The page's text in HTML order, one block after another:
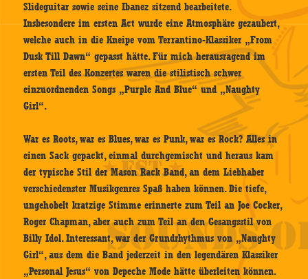
Slideguitar sowie seine Ibanez sitzend bearbeitete.
Insbesondere im ersten Act wurde eine Atmosphäre gezaubert,
welche auch in die Kneipe vom Terrantino-Klassiker „From
Dusk Till Dawn“ gepasst hätte. Für mich herausragend im
ersten Teil des Konzertes waren die stilistisch schwer
einzuordnenden Songs „Purple And Blue“ und „Naughty
Girl“.
War es Roots, war es Blues, war es Punk, war es Rock? Alles in
einen Sack gepackt, einmal durchgemischt und heraus kam
der typische Stil der Mason Rack Band, an dem Liebhaber
verschiedenster Musikgenres Spaß haben können. Die tiefe,
ungehobelt kratzige Stimme erinnerte zum Teil an Joe Cocker,
Roger Chapman, aber auch zum Teil an den Gesangsstil von
Billy Idol. Interessant, war der Grundrhythmus von „Naughty
Girl“, aus dem die Band jederzeit in den legendären Klassiker
„Personal Jesus“ von Depeche Mode hätte überleiten können.